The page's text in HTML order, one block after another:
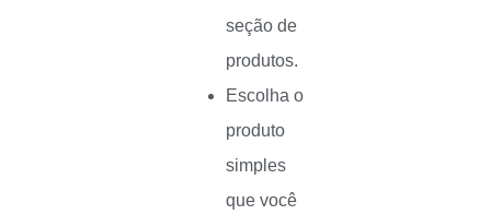
seção de
produtos.
Escolha o
produto
simples
que você